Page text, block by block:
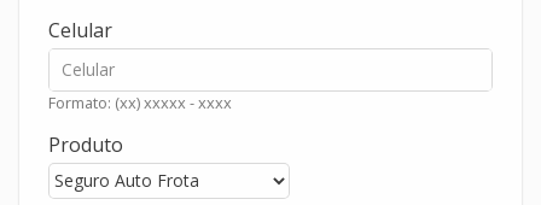
Celular
Formato: (xx) xxxxx - xxxx
Produto